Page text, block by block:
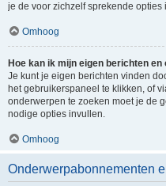
je de voor zichzelf sprekende opties
Omhoog
Hoe kan ik mijn eigen berichten
Je kunt je eigen berichten vinden
het gebruikerspaneel te klikken, of
onderwerpen te zoeken moet je de
nodige opties invullen.
Omhoog
Onderwerpabonnementen